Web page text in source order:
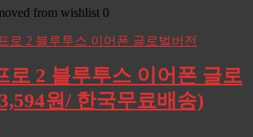
from wishlist 0
로 2 블루투스 이어폰 글로
원/ 한국무료배송)